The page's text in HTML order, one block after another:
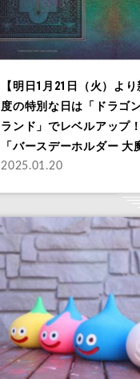
【明日1月21日（火）よ
度の特別な日は「ドラゴ
ランド」でレベルアップ
「バースデーホルダー 大
2025.01.20